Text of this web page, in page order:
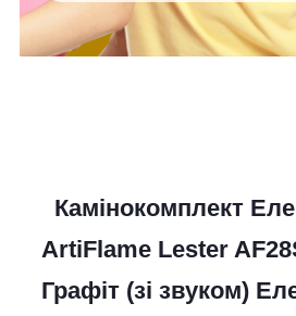
Камінокомплект
ArtiFlame Lester
Графіт (зі звуком)